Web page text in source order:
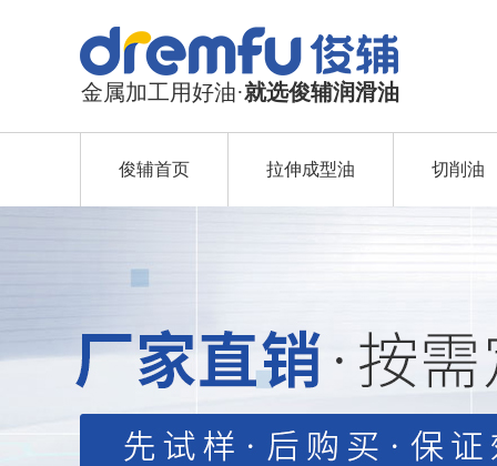
金属加工用好油·就选俊辅润滑油
俊辅首页 拉伸成型油 切削油